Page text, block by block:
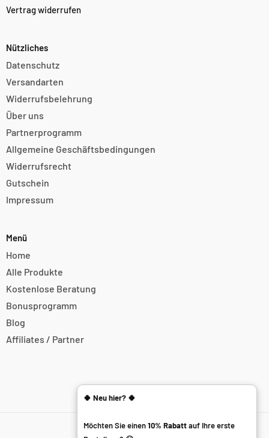
Vertrag widerrufen
Nützliches
Datenschutz
Versandarten
Widerrufsbelehrung
Über uns
Partnerprogramm
Allgemeine Geschäftsbedingungen
Widerrufsrecht
Gutschein
Impressum
Menü
Home
Alle Produkte
Kostenlose Beratung
Bonusprogramm
Blog
Affiliates / Partner
Special Offer
🍀 Neu hier? 🍀
Möchten Sie einen10% Rabattauf Ihre erste